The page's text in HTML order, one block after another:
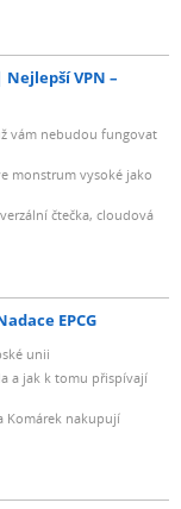
Nejlepší VPN –
vám nebudou fungovat
monstrum vysoké jako
čtečka, cloudová
EPCG
unii
a jak k tomu přispívají
Komárek nakupují